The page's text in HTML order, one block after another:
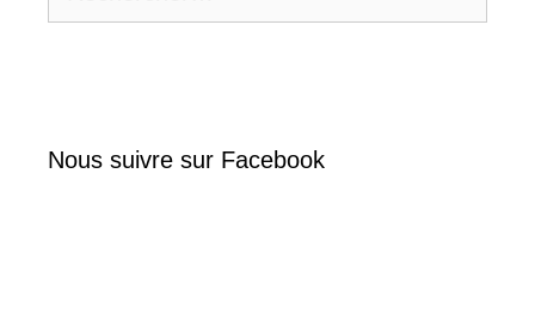
Nous suivre sur Facebook